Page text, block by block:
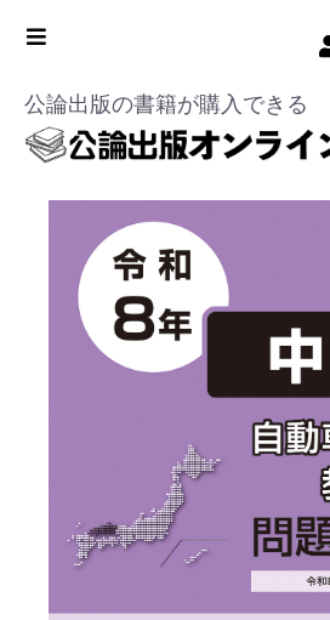
公論出版の書籍が購入できる